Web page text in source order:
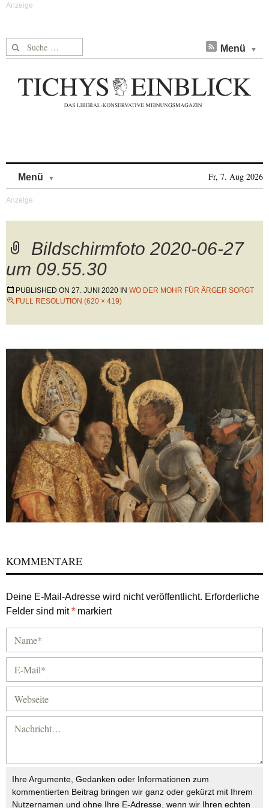
Suche nach: Menü
Menü Fr, 7. Aug 2026
Bildschirmfoto 2020-06-27
um 09.55.30
PUBLISHED ON 27. JUNI 2020 IN WO DER MOHR FÜR ÄRGER SORGT
FULL RESOLUTION (620 × 419)
KOMMENTARE
Deine E-Mail-Adresse wird nicht veröffentlicht. Erforderliche
Felder sind mit* markiert
Ihre Argumente, Gedanken oder Informationen zum
kommentierten Beitrag bringen wir ganz oder gekürzt mit Ihrem
Nutzernamen und ohne Ihre E-Adresse, wenn wir Ihren echten